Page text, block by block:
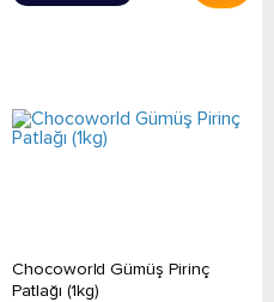
Chocoworld Gümüş Pirinç
Patlağı (1kg)